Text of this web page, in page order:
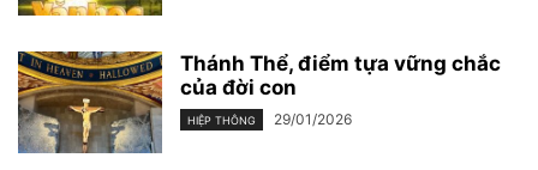
Thánh Thể, điểm tựa vững chắc
của đời con
HIỆP THÔNG 29/01/2026